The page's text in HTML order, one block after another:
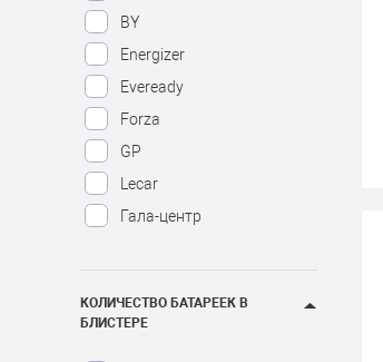
BY
Energizer
Eveready
Forza
GP
Lecar
Гала-центр
КОЛИЧЕСТВО БАТАРЕЕК В
БЛИСТЕРЕ